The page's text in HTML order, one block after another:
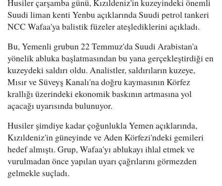
Husiler çarşamba günü, Kızıldeniz'in kuzeyindeki önemli
Suudi liman kenti Yenbu açıklarında Suudi petrol tankeri
NCC Wafaa'ya balistik füzeler ateşlediklerini açıkladı.
Bu, Yemenli grubun 22 Temmuz'da Suudi Arabistan'a
yönelik abluka başlatmasından bu yana gerçekleştirdiği en
kuzeydeki saldırı oldu. Analistler, saldırıların kuzeye,
Mısır ve Süveyş Kanalı'na doğru kaymasının Körfez
krallığı üzerindeki ekonomik baskının artmasına yol
açacağı uyarısında bulunuyor.
Husiler şimdiye kadar çoğunlukla Yemen açıklarında,
Kızıldeniz'in güneyinde ve Aden Körfezi'ndeki gemileri
hedef almıştı. Grup, Wafaa'yı ablukayı ihlal etmek ve
vurulmadan önce yapılan uyarı çağrılarını görmezden
gelmekle suçladı.